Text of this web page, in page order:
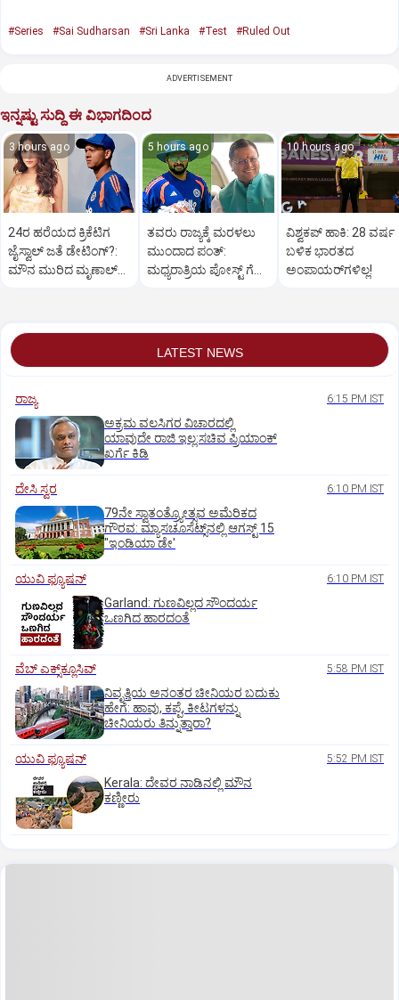
#Series #Sai Sudharsan #Sri Lanka #Test #Ruled Out
ADVERTISEMENT
ಇನ್ನಷ್ಟು ಸುದ್ದಿ ಈ ವಿಭಾಗದಿಂದ
3 hours ago
24ರ ಹರೆಯದ ಕ್ರಿಕೆಟಿಗ
ಜೈಸ್ವಾಲ್‌ ಜತೆ ಡೇಟಿಂಗ್?:‌
ಮೌನ ಮುರಿದ ಮೃಣಾಲ್‌
5 hours ago
ತವರು ರಾಜ್ಯಕ್ಕೆ ಮರಳಲು
ಮುಂದಾದ ಪಂತ್:‌
ಮಧ್ಯರಾತ್ರಿಯ ಪೋಸ್ಟ್‌ ಗೆ
10 hours ago
ವಿಶ್ವಕಪ್‌ ಹಾಕಿ: 28 ವರ್ಷ
ಬಳಿಕ ಭಾರತದ
ಅಂಪಾಯರ್‌ಗಳಿಲ್ಲ!
LATEST NEWS
ರಾಜ್ಯ 6:15 PM IST
ಅಕ್ರಮ ವಲಸಿಗರ ವಿಚಾರದಲ್ಲಿ
ಯಾವುದೇ ರಾಜಿ ಇಲ್ಲ:ಸಚಿವ ಪ್ರಿಯಾಂಕ್
ಖರ್ಗೆ ಕಿಡಿ
ದೇಸಿ ಸ್ವರ 6:10 PM IST
79ನೇ ಸ್ವಾತಂತ್ರ್ಯೋತ್ಸವ ಅಮೆರಿಕದ
ಗೌರವ: ಮ್ಯಾಸಚೂಸೆಟ್ಸ್‌ನಲ್ಲಿ ಆಗಸ್ಟ್‌ 15
"ಇಂಡಿಯಾ ಡೇ'
ಯುವಿ ಫ್ಯೂಷನ್ 6:10 PM IST
Garland: ಗುಣವಿಲ್ಲದ ಸೌಂದರ್ಯ
ಒಣಗಿದ ಹಾರದಂತೆ
ವೆಬ್ ಎಕ್ಸ್‌ಕ್ಲೂಸಿವ್ 5:58 PM IST
ನಿವೃತ್ತಿಯ ಅನಂತರ ಚೀನಿಯರ ಬದುಕು
ಹೇಗೆ: ಹಾವು, ಕಪ್ಪೆ, ಕೀಟಗಳನ್ನು
ಚೀನಿಯರು ತಿನ್ನುತ್ತಾರಾ?
ಯುವಿ ಫ್ಯೂಷನ್ 5:52 PM IST
Kerala: ದೇವರ ನಾಡಿನಲ್ಲಿ ಮೌನ
ಕಣ್ಣೀರು